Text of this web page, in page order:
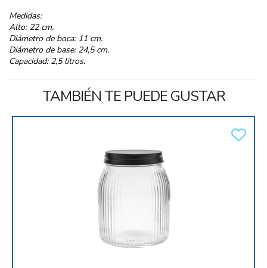
Medidas:
Alto: 22 cm.
Diámetro de boca: 11 cm.
Diámetro de base: 24,5 cm.
Capacidad: 2,5 litros.
TAMBIÉN TE PUEDE GUSTAR